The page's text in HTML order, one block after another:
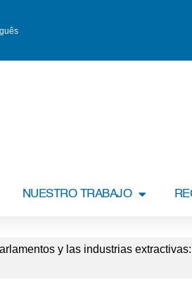
NUESTRO TRABAJO
y las industrias